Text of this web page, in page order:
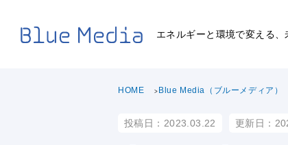
エネルギーと環境で変える、
HOME Blue Media（ブルーメディア）
投稿日：2023.03.22 更新日：